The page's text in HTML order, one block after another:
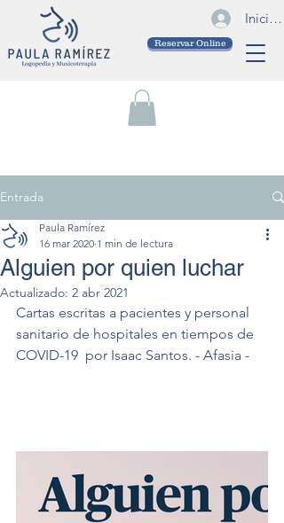
Reservar Online
Iniciar
Entrada
Alguien por quien luchar
Paula Ramírez
16 mar 2020 1 min de lectura
Actualizado: 2 abr 2021
Cartas escritas a pacientes y personal
sanitario de hospitales en tiempos de
COVID-19  por Isaac Santos. - Afasia -